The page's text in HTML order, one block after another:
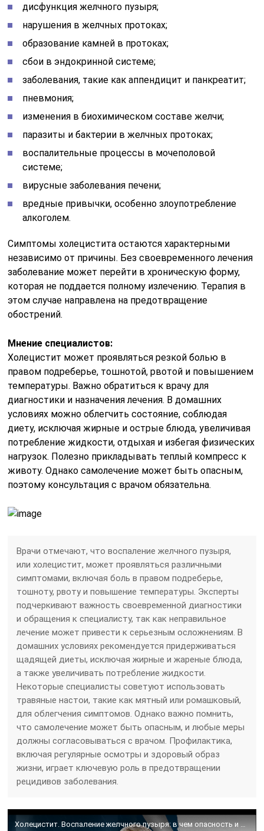
дисфункция желчного пузыря;
нарушения в желчных протоках;
образование камней в протоках;
сбои в эндокринной системе;
заболевания, такие как аппендицит и панкреатит;
пневмония;
изменения в биохимическом составе желчи;
паразиты и бактерии в желчных протоках;
воспалительные процессы в мочеполовой
системе;
вирусные заболевания печени;
вредные привычки, особенно злоупотребление
алкоголем.
Симптомы холецистита остаются характерными
независимо от причины. Без своевременного лечения
заболевание может перейти в хроническую форму,
которая не поддается полному излечению. Терапия в
этом случае направлена на предотвращение
обострений.
Мнение специалистов:
Холецистит может проявляться резкой болью в
правом подреберье, тошнотой, рвотой и повышением
температуры. Важно обратиться к врачу для
диагностики и назначения лечения. В домашних
условиях можно облегчить состояние, соблюдая
диету, исключая жирные и острые блюда, увеличивая
потребление жидкости, отдыхая и избегая физических
нагрузок. Полезно прикладывать теплый компресс к
животу. Однако самолечение может быть опасным,
поэтому консультация с врачом обязательна.
Врачи отмечают, что воспаление желчного пузыря,
или холецистит, может проявляться различными
симптомами, включая боль в правом подреберье,
тошноту, рвоту и повышение температуры. Эксперты
подчеркивают важность своевременной диагностики
и обращения к специалисту, так как неправильное
лечение может привести к серьезным осложнениям. В
домашних условиях рекомендуется придерживаться
щадящей диеты, исключая жирные и жареные блюда,
а также увеличивать потребление жидкости.
Некоторые специалисты советуют использовать
травяные настои, такие как мятный или ромашковый,
для облегчения симптомов. Однако важно помнить,
что самолечение может быть опасным, и любые меры
должны согласовываться с врачом. Профилактика,
включая регулярные осмотры и здоровый образ
жизни, играет ключевую роль в предотвращении
рецидивов заболевания.